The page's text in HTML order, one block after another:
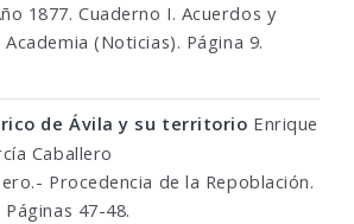
1877. Cuaderno I. Acuerdos y
(Noticias). Página 9.
de Ávila y su territorio Enrique
Caballero
Procedencia de la Repoblación.
47-48.